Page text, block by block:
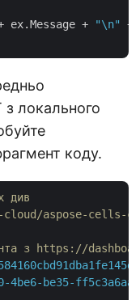
ex.Message + "\n"
+
з локального
коду.
див
aspose-cells-
з https://
4be6-be35-